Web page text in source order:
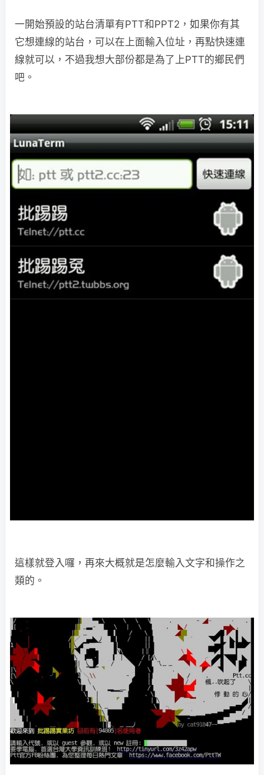
一開始預設的站台清單有PTT和PPT2，如果你有其
它想連線的站台，可以在上面輸入位址，再點快速連
線就可以，不過我想大部份都是為了上PTT的鄉民們
吧。
這樣就登入囉，再來大概就是怎麼輸入文字和操作之
類的。